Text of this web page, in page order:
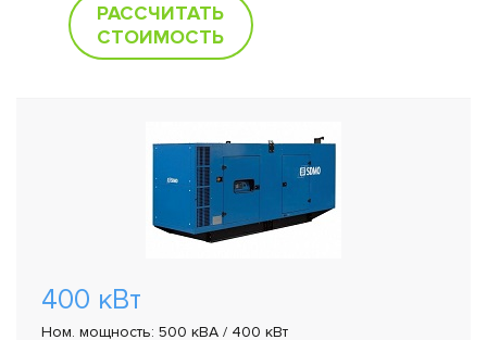
РАССЧИТАТЬ
СТОИМОСТЬ
400 кВт
Ном. мощность: 500 кВА / 400 кВт